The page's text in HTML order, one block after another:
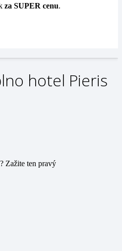
za SUPER cenu.
hotel Pieris
Zažite ten pravý